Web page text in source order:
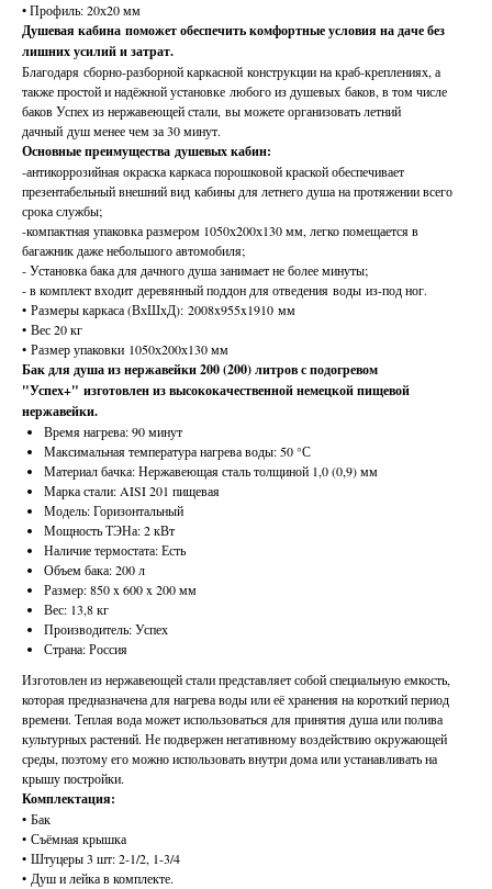
• Профиль: 20х20 мм
Душевая кабина поможет обеспечить комфортные условия на даче без
лишних усилий и затрат.
Благодаря сборно-разборной каркасной конструкции на краб-креплениях, а
также простой и надёжной установке любого из душевых баков, в том числе
баков Успех из нержавеющей стали, вы можете организовать летний
дачный душ менее чем за 30 минут.
Основные преимущества душевых кабин:
-антикоррозийная окраска каркаса порошковой краской обеспечивает
презентабельный внешний вид кабины для летнего душа на протяжении всего
срока службы;
-компактная упаковка размером 1050х200х130 мм, легко помещается в
багажник даже небольшого автомобиля;
- Установка бака для дачного душа занимает не более минуты;
- в комплект входит деревянный поддон для отведения воды из-под ног.
• Размеры каркаса (ВхШхД): 2008x955x1910 мм
• Вес 20 кг
• Размер упаковки 1050х200х130 мм
Бак для душа из нержавейки 200 (200) литров с подогревом
"Успех+" изготовлен из высококачественной немецкой пищевой
нержавейки.
Время нагрева: 90 минут
Максимальная температура нагрева воды: 50 °С
Материал бачка: Нержавеющая сталь толщиной 1,0 (0,9) мм
Марка стали: AISI 201 пищевая
Модель: Горизонтальный
Мощность ТЭНа: 2 кВт
Наличие термостата: Есть
Объем бака: 200 л
Размер: 850 x 600 x 200 мм
Вес: 13,8 кг
Производитель: Успех
Страна: Россия
Изготовлен из нержавеющей стали представляет собой специальную емкость,
которая предназначена для нагрева воды или её хранения на короткий период
времени. Теплая вода может использоваться для принятия душа или полива
культурных растений. Не подвержен негативному воздействию окружающей
среды, поэтому его можно использовать внутри дома или устанавливать на
крышу постройки.
Комплектация:
• Бак
• Съёмная крышка
• Штуцеры 3 шт: 2-1/2, 1-3/4
• Душ и лейка в комплекте.